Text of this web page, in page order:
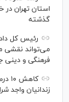
استان تهران
گذشته
رئیس کل
می‌تواند نقشی
فرهنگی و دینی
زندانیان واجد